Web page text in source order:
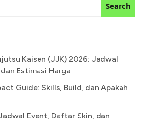
Search
Kaisen (JJK) 2026: Jadwal
Estimasi Harga
Guide: Skills, Build, dan Apakah
Event, Daftar Skin, dan